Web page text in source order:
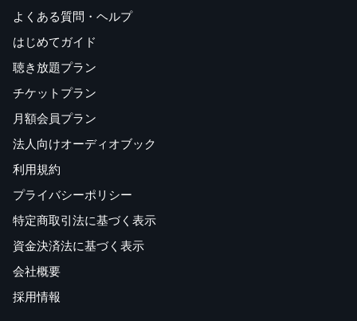
よくある質問・ヘルプ
はじめてガイド
聴き放題プラン
チケットプラン
月額会員プラン
法人向けオーディオブック
利用規約
プライバシーポリシー
特定商取引法に基づく表示
資金決済法に基づく表示
会社概要
採用情報